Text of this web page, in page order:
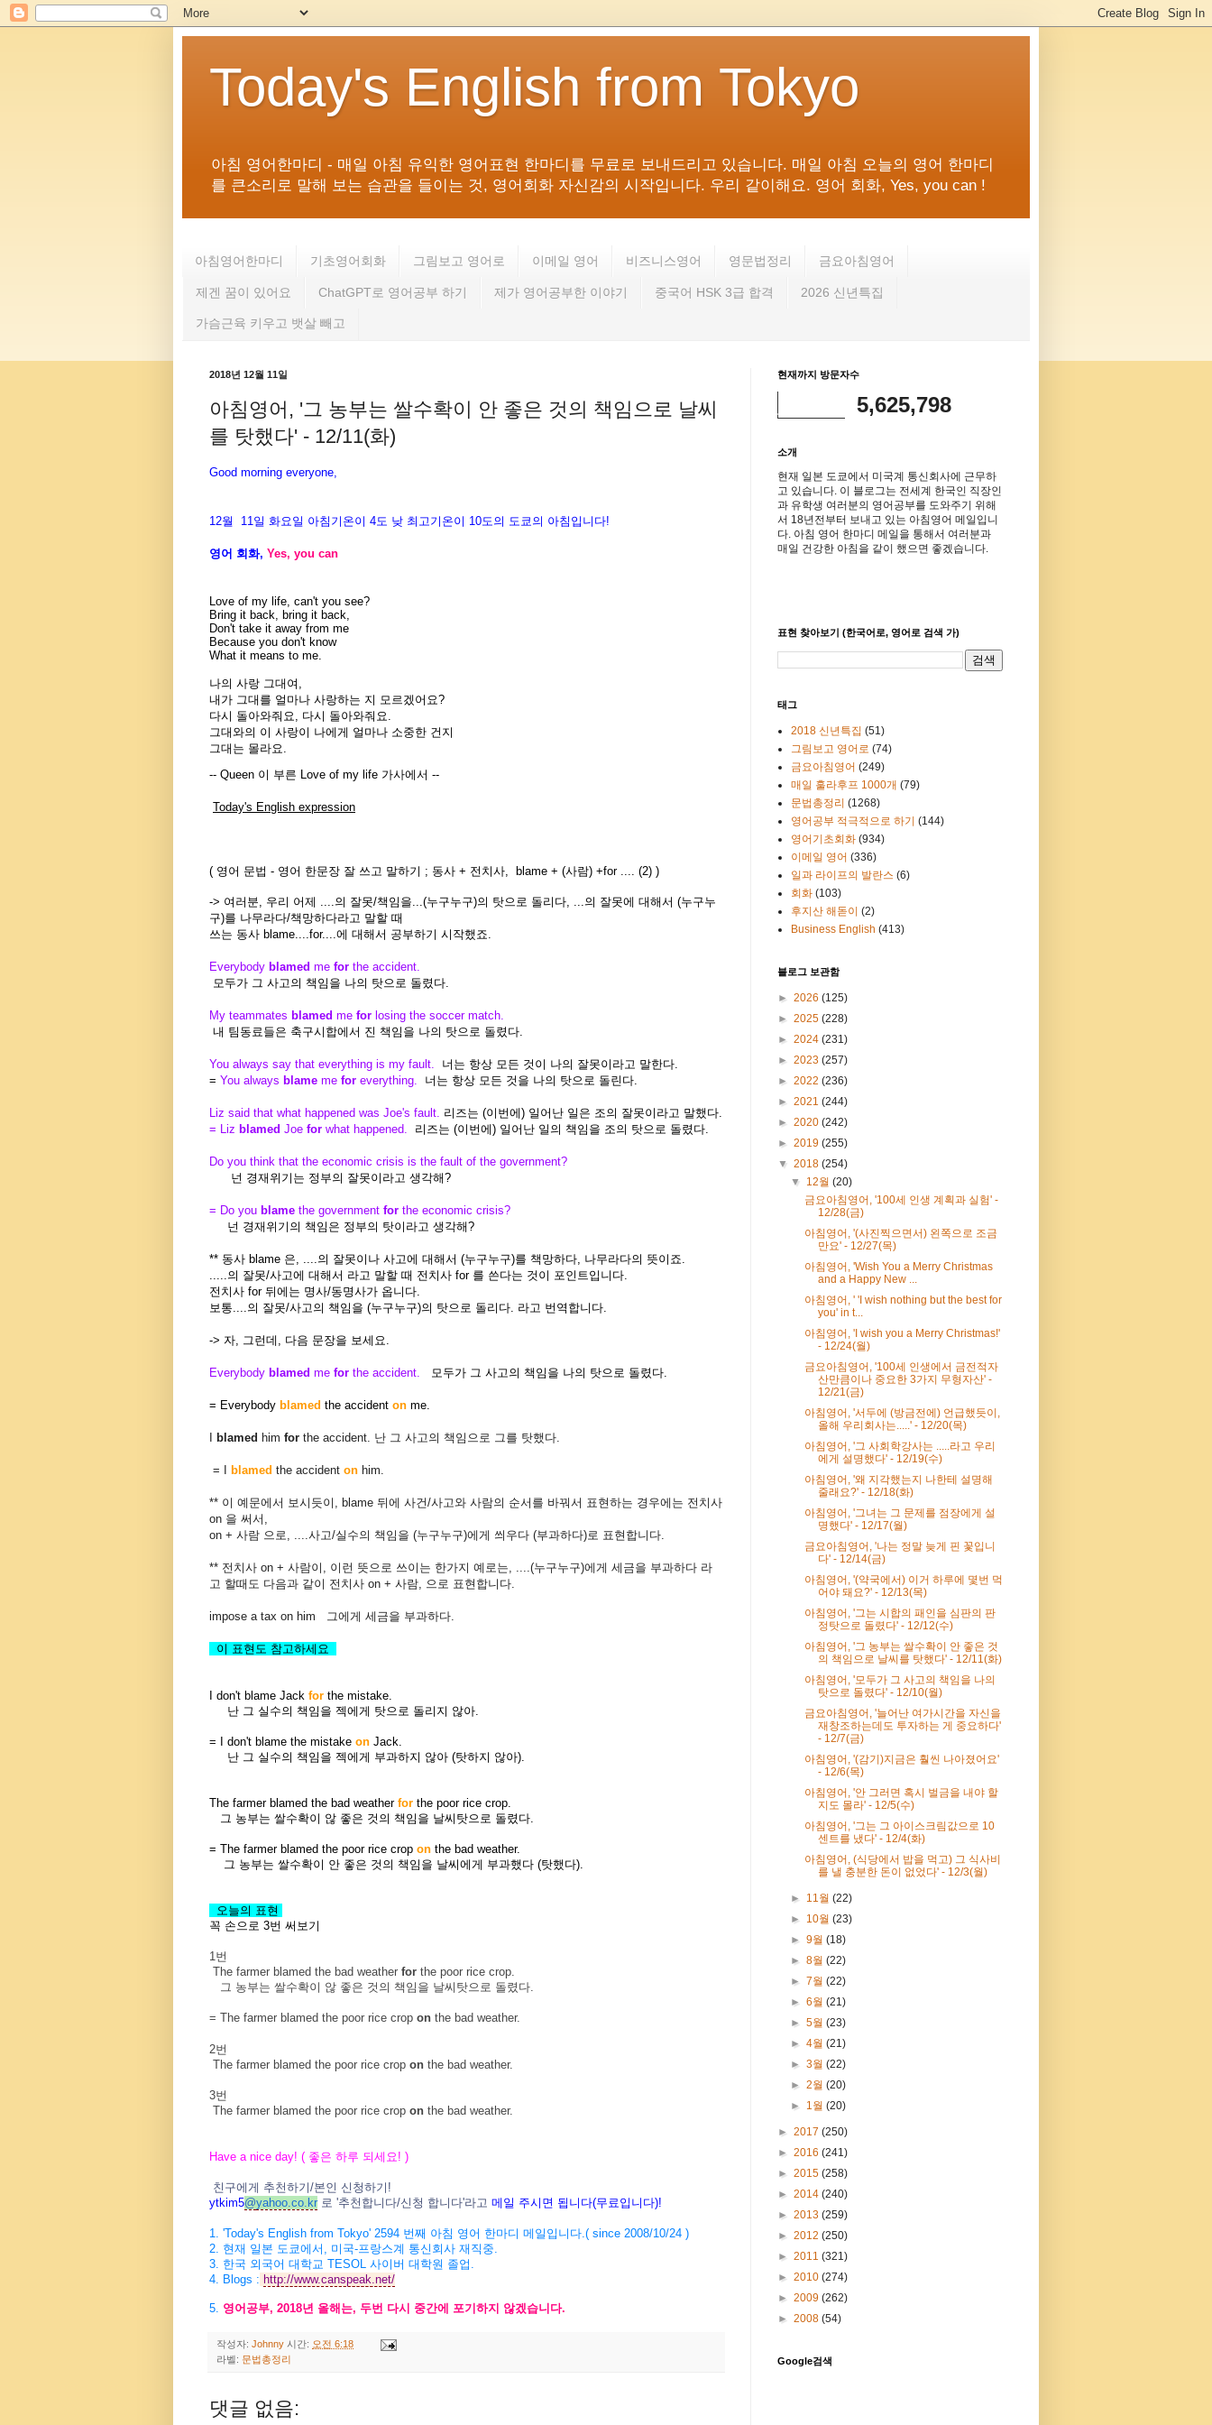
Today's English from Tokyo
아침 영어한마디 - 매일 아침 유익한 영어표현 한마디를 무료로 보내드리고 있습니다. 매일 아침 오늘의 영어 한마디
를 큰소리로 말해 보는 습관을 들이는 것, 영어회화 자신감의 시작입니다. 우리 같이해요. 영어 회화, Yes, you can !
아침영어한마디 기초영어회화 그림보고 영어로 이메일 영어 비즈니스영어 영문법정리 금요아침영어
제겐 꿈이 있어요 ChatGPT로 영어공부 하기 제가 영어공부한 이야기 중국어 HSK 3급 합격 2026 신년특집
가슴근육 키우고 뱃살 빼고
2018년 12월 11일
아침영어, '그 농부는 쌀수확이 안 좋은 것의 책임으로 날씨
를 탓했다' - 12/11(화)
Good morning everyone,
12월 11일 화요일 아침기온이 4도 낮 최고기온이 10도의 도쿄의 아침입니다!
영어 회화, Yes, you can
Love of my life, can't you see?
Bring it back, bring it back,
Don't take it away from me
Because you don't know
What it means to me.
나의 사랑 그대여,
내가 그대를 얼마나 사랑하는 지 모르겠어요?
다시 돌아와줘요, 다시 돌아와줘요.
그대와의 이 사랑이 나에게 얼마나 소중한 건지
그대는 몰라요.
-- Queen 이 부른 Love of my life 가사에서 --
Today's English expression
( 영어 문법 - 영어 한문장 잘 쓰고 말하기 ; 동사 + 전치사, blame + (사람) +for .... (2) )
-> 여러분, 우리 어제 ....의 잘못/책임을...(누구누구)의 탓으로 돌리다, ...의 잘못에 대해서 (누구누
구)를 나무라다/책망하다라고 말할 때
쓰는 동사 blame....for....에 대해서 공부하기 시작했죠.
Everybody blamed me for the accident.
모두가 그 사고의 책임을 나의 탓으로 돌렸다.
My teammates blamed me for losing the soccer match.
내 팀동료들은 축구시합에서 진 책임을 나의 탓으로 돌렸다.
You always say that everything is my fault.
너는 항상 모든 것이 나의 잘못이라고 말한다.
= You always blame me for everything. 너는 항상 모든 것을 나의 탓으로 돌린다.
Liz said that what happened was Joe's fault. 리즈는 (이번에) 일어난 일은 조의 잘못이라고 말했다.
= Liz blamed Joe for what happened. 리즈는 (이번에) 일어난 일의 책임을 조의 탓으로 돌렸다.
Do you think that the economic crisis is the fault of the government?
넌 경재위기는 정부의 잘못이라고 생각해?
= Do you blame the government for the economic crisis?
넌 경재위기의 책임은 정부의 탓이라고 생각해?
** 동사 blame 은, ....의 잘못이나 사고에 대해서 (누구누구)를 책망하다, 나무라다의 뜻이죠.
.....의 잘못/사고에 대해서 라고 말할 때 전치사 for 를 쓴다는 것이 포인트입니다.
전치사 for 뒤에는 명사/동명사가 옵니다.
보통....의 잘못/사고의 책임을 (누구누구)의 탓으로 돌리다. 라고 번역합니다.
-> 자, 그런데, 다음 문장을 보세요.
Everybody blamed me for the accident. 모두가 그 사고의 책임을 나의 탓으로 돌렸다.
= Everybody blamed the accident on me.
blamed him for the accident. 난 그 사고의 책임으로 그를 탓했다.
= I blamed the accident on him.
** 이 예문에서 보시듯이, blame 뒤에 사건/사고와 사람의 순서를 바꿔서 표현하는 경우에는 전치사
on 을 써서,
on + 사람 으로, ....사고/실수의 책임을 (누구누구)에게 씌우다 (부과하다)로 표현합니다.
** 전치사 on + 사람이, 이런 뜻으로 쓰이는 한가지 예로는, ....(누구누구)에게 세금을 부과하다 라
고 할때도 다음과 같이 전치사 on + 사람, 으로 표현합니다.
impose a tax on him 그에게 세금을 부과하다.
이 표현도 참고하세요
I don't blame Jack for the mistake.
난 그 실수의 책임을 젝에게 탓으로 돌리지 않아.
= I don't blame the mistake on Jack.
난 그 실수의 책임을 젝에게 부과하지 않아 (탓하지 않아).
The farmer blamed the bad weatherfor the poor rice crop.
그 농부는 쌀수확이 않 좋은 것의 책임을 날씨탓으로 돌렸다.
= The farmer blamed the poor rice crop on the bad weather.
그 농부는 쌀수확이 안 좋은 것의 책임을 날씨에게 부과했다 (탓했다).
오늘의 표현
꼭 손으로 3번 써보기
1번
The farmer blamed the bad weather for the poor rice crop.
그 농부는 쌀수확이 않 좋은 것의 책임을 날씨탓으로 돌렸다.
= The farmer blamed the poor rice crop on the bad weather.
2번
The farmer blamed the poor rice crop on the bad weather.
3번
The farmer blamed the poor rice crop on the bad weather.
Have a nice day! ( 좋은 하루 되세요! )
친구에게 추천하기/본인 신청하기 !
ytkim5@yahoo.co.kr 로 '추천합니다/신청 합니다'라고 메일 주시면 됩니다(무료입니다)!
1. 'Today's English from Tokyo' 2594 번째 아침 영어 한마디 메일입니다.( since 2008/10/24 )
2. 현재 일본 도쿄에서 , 미국-프랑스계 통신회사 재직중.
3. 한국 외국어 대학교 TESOL 사이버 대학원 졸업 .
4. Blogs : http://www.canspeak.net/
5. 영어공부, 2018년 올해는, 두번 다시 중간에 포기하지 않겠습니다.
작성자: Johnny 시간: 오전 6:18
라벨: 문법총정리
댓글 없음:
현재까지 방문자수
5,625,798
소개
현재 일본 도쿄에서 미국계 통신회사에 근무하
고 있습니다. 이 블로그는 전세계 한국인 직장인
과 유학생 여러분의 영어공부를 도와주기 위해
서 18년전부터 보내고 있는 아침영어 메일입니
다. 아침 영어 한마디 메일을 통해서 여러분과
매일 건강한 아침을 같이 했으면 좋겠습니다.
표현 찾아보기 (한국어로, 영어로 검색 가)
태그
2018 신년특집 (51)
그림보고 영어로 (74)
금요아침영어 (249)
매일 훌라후프 1000개 (79)
문법총정리 (1268)
영어공부 적극적으로 하기 (144)
영어기초회화 (934)
이메일 영어 (336)
일과 라이프의 발란스 (6)
회화 (103)
후지산 해돋이 (2)
Business English (413)
블로그 보관함
► 2026 (125)
► 2025 (228)
► 2024 (231)
► 2023 (257)
► 2022 (236)
► 2021 (244)
► 2020 (242)
► 2019 (255)
▼ 2018 (254)
▼ 12월(20)
금요아침영어, '100세 인생 계획과 실험' -
12/28(금)
아침영어, '(사진찍으면서) 왼쪽으로 조금
만요' - 12/27(목)
아침영어, 'Wish You a Merry Christmas
and a Happy New ...
아침영어, ' 'I wish nothing but the best for
you' in t...
아침영어, 'I wish you a Merry Christmas!'
- 12/24(월)
금요아침영어, '100세 인생에서 금전적자
산만큼이나 중요한 3가지 무형자산' -
12/21(금)
아침영어, '서두에 (방금전에) 언급했듯이,
올해 우리회사는.....' - 12/20(목)
아침영어, '그 사회학강사는 .....라고 우리
에게 설명했다' - 12/19(수)
아침영어, '왜 지각했는지 나한테 설명해
줄래요?' - 12/18(화)
아침영어, '그녀는 그 문제를 점장에게 설
명했다' - 12/17(월)
금요아침영어, '나는 정말 늦게 핀 꽃입니
다' - 12/14(금)
아침영어, '(약국에서) 이거 하루에 몇번 먹
어야 돼요?' - 12/13(목)
아침영어, '그는 시합의 패인을 심판의 판
정탓으로 돌렸다' - 12/12(수)
아침영어, '그 농부는 쌀수확이 안 좋은 것
의 책임으로 날씨를 탓했다' - 12/11(화)
아침영어, '모두가 그 사고의 책임을 나의
탓으로 돌렸다' - 12/10(월)
금요아침영어, '늘어난 여가시간을 자신을
재창조하는데도 투자하는 게 중요하다'
- 12/7(금)
아침영어, '(감기)지금은 훨씬 나아졌어요'
- 12/6(목)
아침영어, '안 그러면 혹시 벌금을 내야 할
지도 몰라' - 12/5(수)
아침영어, '그는 그 아이스크림값으로 10
센트를 냈다' - 12/4(화)
아침영어, (식당에서 밥을 먹고) 그 식사비
를 낼 충분한 돈이 없었다' - 12/3(월)
► 11월(22)
► 10월(23)
►9월(18)
►8월(22)
►7월(22)
►6월(21)
►5월(23)
►4월(21)
►3월(22)
►2월(20)
► 1월(20)
► 2017 (250)
► 2016 (241)
► 2015 (258)
► 2014 (240)
► 2013 (259)
► 2012 (250)
► 2011 (321)
► 2010 (274)
► 2009 (262)
► 2008 (54)
Google검색